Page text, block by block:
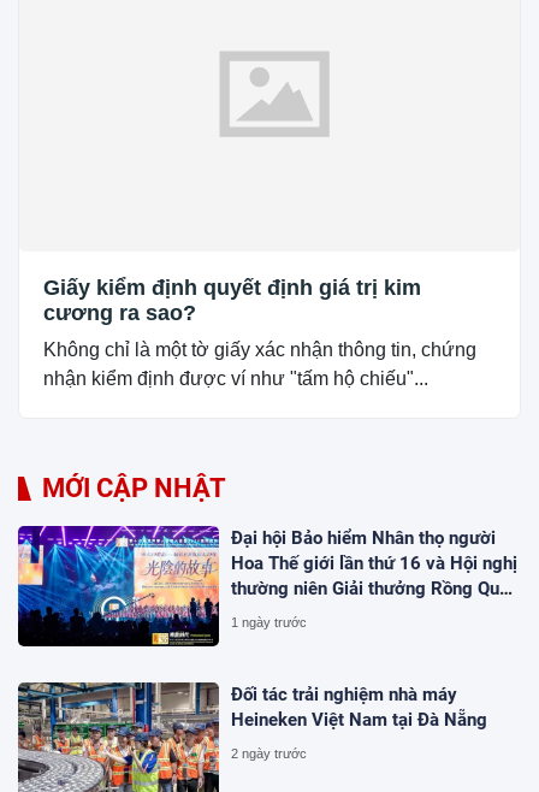
Giấy kiểm định quyết định giá trị kim
cương ra sao?
Không chỉ là một tờ giấy xác nhận thông tin, chứng
nhận kiểm định được ví như "tấm hộ chiếu"...
MỚI CẬP NHẬT
Đại hội Bảo hiểm Nhân thọ người
Hoa Thế giới lần thứ 16 và Hội nghị
thường niên Giải thưởng Rồng Quốc
tế (IDA) 2026 được tổ chức trọng
1 ngày trước
Đối tác trải nghiệm nhà máy
Heineken Việt Nam tại Đà Nẵng
2 ngày trước